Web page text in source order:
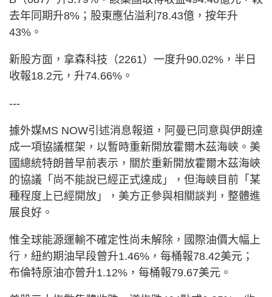
去年同期升8%；股東應佔溢利78.43億，按年升
43%。
新股方面，拿森科技（2261）一度升90.02%，半日
收報18.2元，升74.66%。
---
據外媒MS NOW引述消息報道，阿曼已同意與伊朗達
成一項協議框架，以暫時重新開放霍爾木茲海峽。美
國總統特朗普早前表示，關於重新開放霍爾木茲海峽
的協議「尚不能說已經正式達成」，但海峽目前「某
種程度上已經開放」，美方正參與相關談判，整體進
展良好。
惟全球能源運輸不確定性尚未解除，國際油價大幅上
行，紐約期油早段曾升1.46%，每桶報78.42美元；
布倫特原油亦曾升1.12%，每桶報79.67美元。